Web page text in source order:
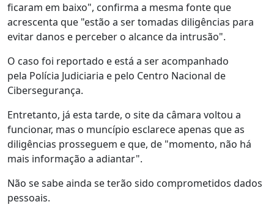
ficaram em baixo", confirma a mesma fonte que
acrescenta que "estão a ser tomadas diligências para
evitar danos e perceber o alcance da intrusão".
O caso foi reportado e está a ser acompanhado
pela Polícia Judiciaria e pelo Centro Nacional de
Cibersegurança.
Entretanto, já esta tarde, o site da câmara voltou a
funcionar, mas o muncípio esclarece apenas que as
diligências prosseguem e que, de "momento, não há
mais informação a adiantar".
Não se sabe ainda se terão sido comprometidos dados
pessoais.